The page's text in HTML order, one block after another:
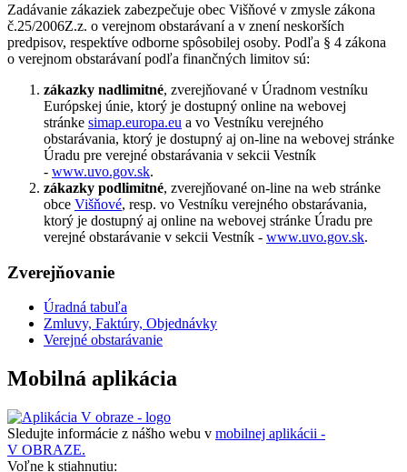
Zadávanie zákaziek zabezpečuje obec Višňové v zmysle zákona
č.25/2006Z.z. o verejnom obstarávaní a v znení neskorších
predpisov, respektíve odborne spôsobilej osoby. Podľa § 4 zákona
o verejnom obstarávaní podľa finančných limitov sú:
zákazky nadlimitné, zverejňované v Úradnom vestníku
Európskej únie, ktorý je dostupný online na webovej
stránke simap.europa.eu a vo Vestníku verejného
obstarávania, ktorý je dostupný aj on-line na webovej stránke
Úradu pre verejné obstarávania v sekcii Vestník
- www.uvo.gov.sk.
zákazky podlimitné, zverejňované on-line na web stránke
obce Višňové, resp. vo Vestníku verejného obstarávania,
ktorý je dostupný aj online na webovej stránke Úradu pre
verejné obstarávanie v sekcii Vestník - www.uvo.gov.sk.
Zverejňovanie
Úradná tabuľa
Zmluvy, Faktúry, Objednávky
Verejné obstarávanie
Mobilná aplikácia
Sledujte informácie z nášho webu v mobilnej aplikácii -
V OBRAZE.
Voľne k stiahnutiu: